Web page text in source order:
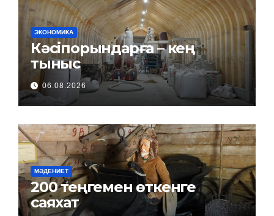
ЭКОНОМИКА
Кәсіпорындарға – кең
тыныс
06.08.2026
МӘДЕНИЕТ
200 теңгемен өткенге
саяхат